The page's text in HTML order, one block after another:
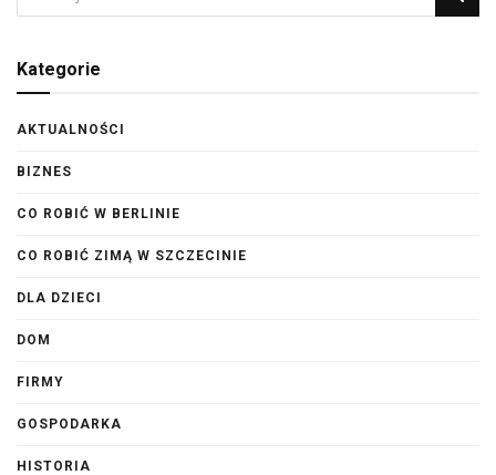
Kategorie
AKTUALNOŚCI
BIZNES
CO ROBIĆ W BERLINIE
CO ROBIĆ ZIMĄ W SZCZECINIE
DLA DZIECI
DOM
FIRMY
GOSPODARKA
HISTORIA